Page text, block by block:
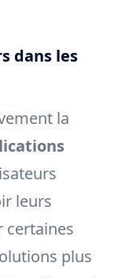
dans les
la
leurs
certaines
plus